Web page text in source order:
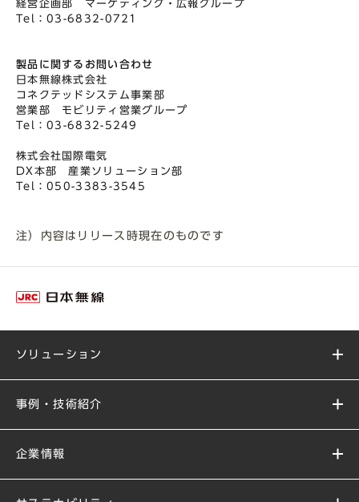
経営企画部 マーケティング・広報グループ
Tel：03-6832-0721
製品に関するお問い合わせ
日本無線株式会社
コネクテッドシステム事業部
営業部 モビリティ営業グループ
Tel：03-6832-5249
株式会社国際電気
DX本部 産業ソリューション部
Tel：050-3383-3545
注）内容はリリース時現在のものです
ソリューション
事例・技術紹介
企業情報